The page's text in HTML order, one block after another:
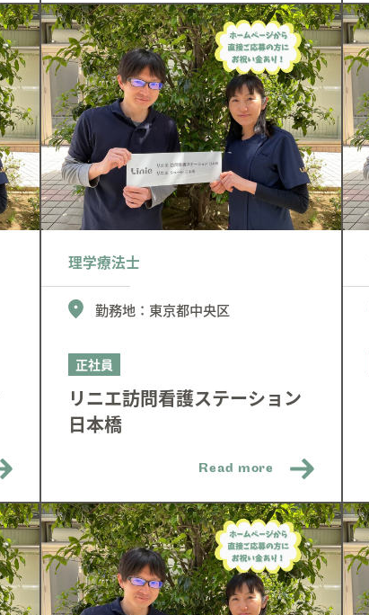
理学療法士
勤務地： 東京都中央区
正社員
リニエ訪問看護ステーション
日本橋
Read more